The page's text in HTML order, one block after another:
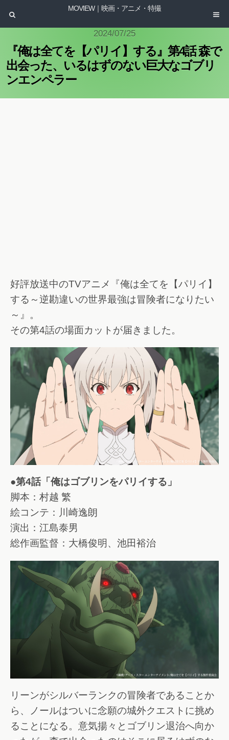
MOVIEW｜映画・アニメ・特撮
2024/07/25
『俺は全てを【パリイ】する』第4話 森で
出会った、いるはずのない巨大なゴブリ
ンエンペラー
好評放送中のTVアニメ『俺は全てを【パリイ】
する～逆勘違いの世界最強は冒険者になりたい
～』。
その第4話の場面カットが届きました。
●第4話「俺はゴブリンをパリイする」
脚本：村越 繁
絵コンテ：川崎逸朗
演出：江島泰男
総作画監督：大橋俊明、池田裕治
リーンがシルバーランクの冒険者であることか
ら、ノールはついに念願の城外クエストに挑め
ることになる。意気揚々とゴブリン退治へ向か